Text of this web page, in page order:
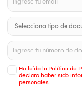
He leído la Política de
declaro haber sido
personales.